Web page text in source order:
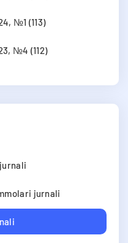
№1 (113)
№4 (112)
jurnali